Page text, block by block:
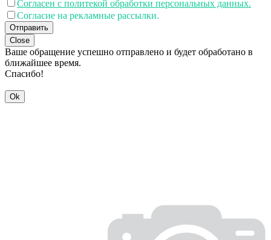
Согласен с политекой обработки персональных данных.
Согласие на рекламные рассылки.
Отправить
Close
Ваше обращение успешно отправлено и будет обработано в
ближайшее время.
Спасибо!
Ok